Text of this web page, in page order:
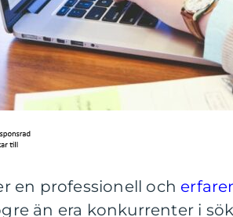
en professionell och
än era konkurrenter i